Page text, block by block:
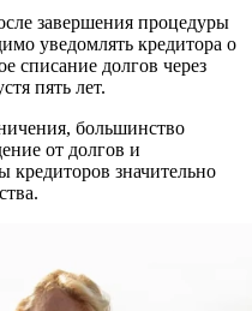
завершения процедуры
уведомлять кредитора о
списание долгов через
пять лет.
большинство
от долгов и
кредиторов значительно